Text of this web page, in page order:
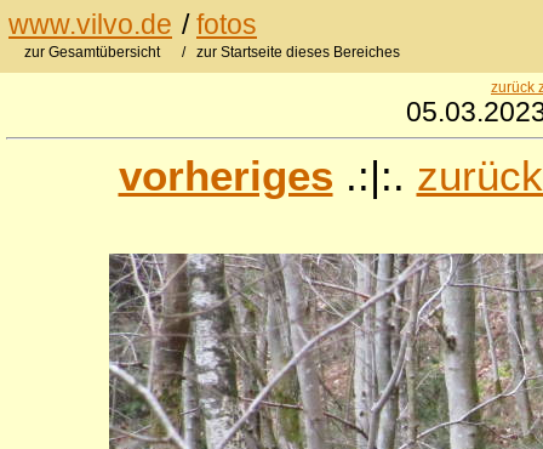
www.vilvo.de /fotos
zur Gesamtübersicht / zur Startseite dieses Bereiches
zurück
vorheriges .:|:.